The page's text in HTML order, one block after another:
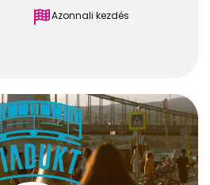
Azonnali kezdés